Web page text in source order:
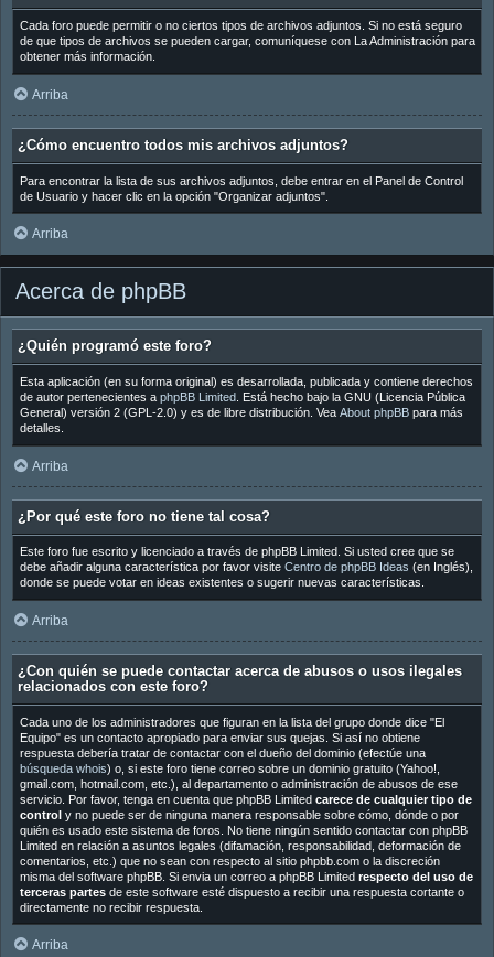
Cada foro puede permitir o no ciertos tipos de archivos adjuntos. Si no está seguro
de que tipos de archivos se pueden cargar, comuníquese con La Administración para
obtener más información.
Arriba
¿Cómo encuentro todos mis archivos adjuntos?
Para encontrar la lista de sus archivos adjuntos, debe entrar en el Panel de Control
de Usuario y hacer clic en la opción "Organizar adjuntos".
Arriba
Acerca de phpBB
¿Quién programó este foro?
Esta aplicación (en su forma original) es desarrollada, publicada y contiene derechos
de autor pertenecientes a phpBB Limited. Está hecho bajo la GNU (Licencia Pública
General) versión 2 (GPL-2.0) y es de libre distribución. Vea About phpBBpara más
detalles.
Arriba
¿Por qué este foro no tiene tal cosa?
Este foro fue escrito y licenciado a través de phpBB Limited. Si usted cree que se
debe añadir alguna característica por favor visite Centro de phpBB Ideas (en Inglés),
donde se puede votar en ideas existentes o sugerir nuevas características.
Arriba
¿Con quién se puede contactar acerca de abusos o usos ilegales
relacionados con este foro?
Cada uno de los administradores que figuran en la lista del grupo donde dice "El
Equipo" es un contacto apropiado para enviar sus quejas. Si así no obtiene
respuesta debería tratar de contactar con el dueño del dominio (efectúe una
búsqueda whois) o, si este foro tiene correo sobre un dominio gratuito (Yahoo!,
gmail.com, hotmail.com, etc.), al departamento o administración de abusos de ese
servicio. Por favor, tenga en cuenta que phpBB Limited carece de cualquier tipo de
controly no puede ser de ninguna manera responsable sobre cómo, dónde o por
quién es usado este sistema de foros. No tiene ningún sentido contactar con phpBB
Limited en relación a asuntos legales (difamación, responsabilidad, deformación de
comentarios, etc.) que no sean con respecto al sitio phpbb.com o la discreción
misma del software phpBB. Si envia un correo a phpBB Limited respecto del uso de
terceras partesde este software esté dispuesto a recibir una respuesta cortante o
directamente no recibir respuesta.
Arriba